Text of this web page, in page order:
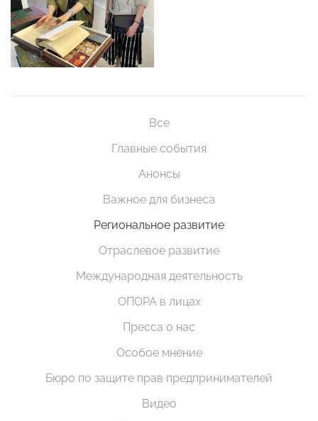
Все
Главные события
Анонсы
Важное для бизнеса
Региональное развитие
Отраслевое развитие
Международная деятельность
ОПОРА в лицах
Пресса о нас
Особое мнение
Бюро по защите прав предпринимателей
Видео